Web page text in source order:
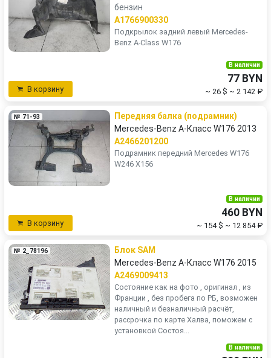
бензин
A1766900330
Подкрылок задний левый Mercedes-
Benz A-Class W176
В корзину
В наличии
77 BYN
~ 26 $ ~ 2 142 ₽
№ 71-93
Передняя балка (подрамник)
Mercedes-Benz A-Класс W176 2013
A2466201200
Подрамник передний Mercedes W176
W246 X156
В корзину
В наличии
460 BYN
~ 154 $ ~ 12 854 ₽
№ 2_78196
Блок SAM
Mercedes-Benz A-Класс W176 2015
A2469009413
Состояние как на фото , оригинал , из
Франции , без пробега по РБ, возможен
наличный и безналичный расчёт,
рассрочка по карте Халва, поможем с
установкой Состоя...
В наличии